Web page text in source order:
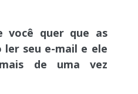
você quer que as
ler seu e-mail e ele
de uma vez